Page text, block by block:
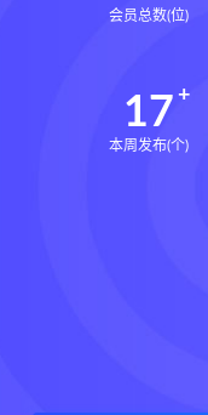
会员总数(位)
17
本周发布(个)